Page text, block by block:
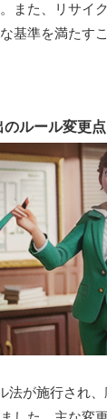
また、リサイ
基準を満たす
ルール変更点
法が施行され